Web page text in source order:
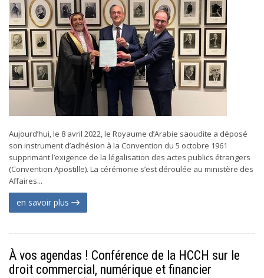
Aujourd’hui, le 8 avril 2022, le Royaume d’Arabie saoudite a déposé
son instrument d’adhésion à la Convention du 5 octobre 1961
supprimant l’exigence de la légalisation des actes publics étrangers
(Convention Apostille). La cérémonie s’est déroulée au ministère des
Affaires...
en savoir plus
À vos agendas ! Conférence de la HCCH sur le
droit commercial, numérique et financier